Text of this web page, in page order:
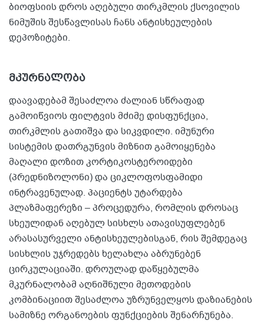
ბიოფსიის დროს აღებული თირკმლის ქსოვილის
ნიმუშის შესწავლისას ჩანს ანტისხეულების
დეპოზიტები.
მკურნალობა
დაავადებამ შესაძლოა ძალიან სწრაფად
გამოიწვიოს ფილტვის მძიმე დისფუნქცია,
თირკმლის გათიშვა და სიკვდილი. იმუნური
სისტემის დათრგუნვის მიზნით გამოიყენება
მაღალი დოზით კორტიკოსტეროიდები
(პრედნიზოლონი) და ციკლოფოსფამიდი
ინტრავენულად. პაციენტს უტარდება
პლაზმაფერეზი – პროცედურა, რომლის დროსაც
სხეულიდან აღებულ სისხლს ათავისუფლებენ
არასასურველი ანტისხეულებისგან, რის შემდეგაც
სისხლის უჯრედებს ხელახლა აბრუნებენ
ცირკულაციაში. დროულად დაწყებულმა
მკურნალობამ აღნიშნული მეთოდების
კომბინაციით შესაძლოა უზრუნველყოს დაზიანების
სამიზნე ორგანოების ფუნქციების შენარჩუნება.